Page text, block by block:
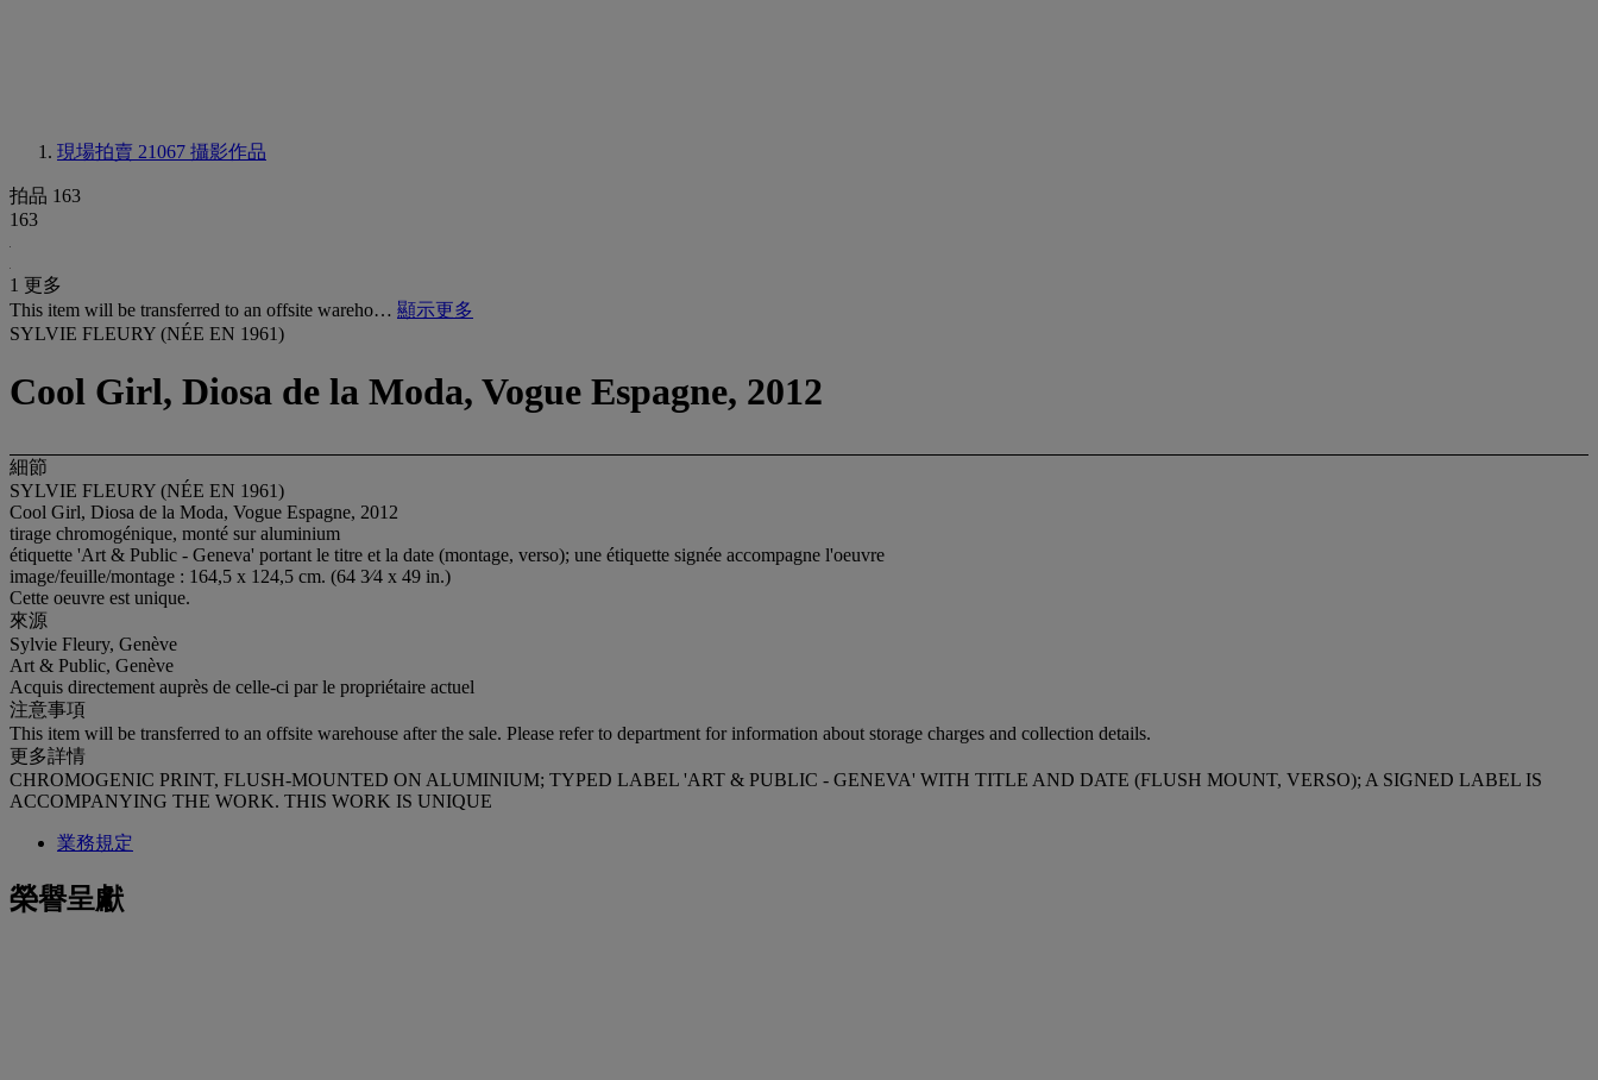
現場拍賣 21067 攝影作品
拍品 163
163
1 更多
This item will be transferred to an offsite wareho… 顯示更多
SYLVIE FLEURY (NÉE EN 1961)
Cool Girl, Diosa de la Moda, Vogue Espagne, 2012
細節
SYLVIE FLEURY (NÉE EN 1961)
Cool Girl, Diosa de la Moda, Vogue Espagne, 2012
tirage chromogénique, monté sur aluminium
étiquette 'Art & Public - Geneva' portant le titre et la date (montage, verso); une étiquette signée accompagne l'oeuvre
image/feuille/montage : 164,5 x 124,5 cm. (64 3⁄4 x 49 in.)
Cette oeuvre est unique.
來源
Sylvie Fleury, Genève
Art & Public, Genève
Acquis directement auprès de celle-ci par le propriétaire actuel
注意事項
This item will be transferred to an offsite warehouse after the sale. Please refer to department for information about storage charges and collection details.
更多詳情
CHROMOGENIC PRINT, FLUSH-MOUNTED ON ALUMINIUM; TYPED LABEL 'ART & PUBLIC - GENEVA' WITH TITLE AND DATE (FLUSH MOUNT, VERSO); A SIGNED LABEL IS
ACCOMPANYING THE WORK. THIS WORK IS UNIQUE
業務規定
榮譽呈獻